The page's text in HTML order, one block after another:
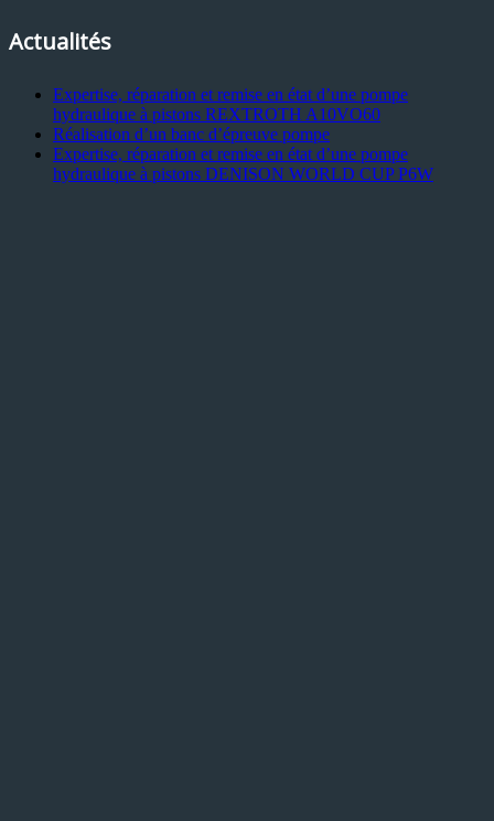
Actualités
Expertise, réparation et remise en état d’une pompe
hydraulique à pistons REXTROTH A10VO60
Réalisation d’un banc d’épreuve pompe
Expertise, réparation et remise en état d’une pompe
hydraulique à pistons DENISON WORLD CUP P6W